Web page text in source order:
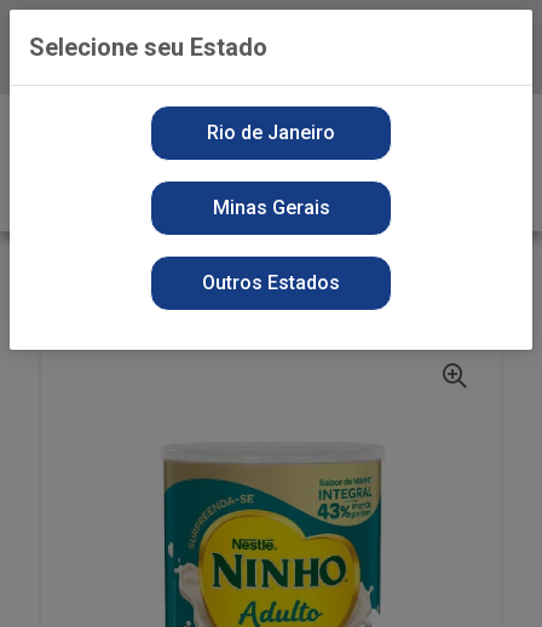
Baixe já o APP da Playvender
ALIMENTOS
PREPARO
LEITE PO NINHO ADULTO 350G LT
Selecione seu Estado
Rio de Janeiro
Minas Gerais
Outros Estados